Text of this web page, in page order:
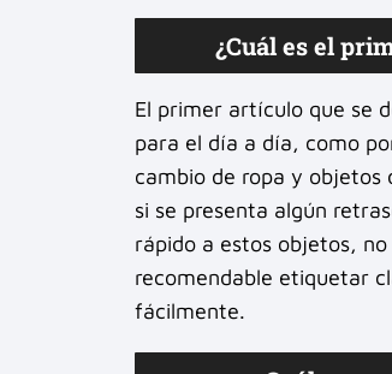
¿Cuál es el
El primer artículo que se
para el día a día, como
cambio de ropa y
si se presenta algún
rápido a estos objetos,
recomendable etiquetar
fácilmente.